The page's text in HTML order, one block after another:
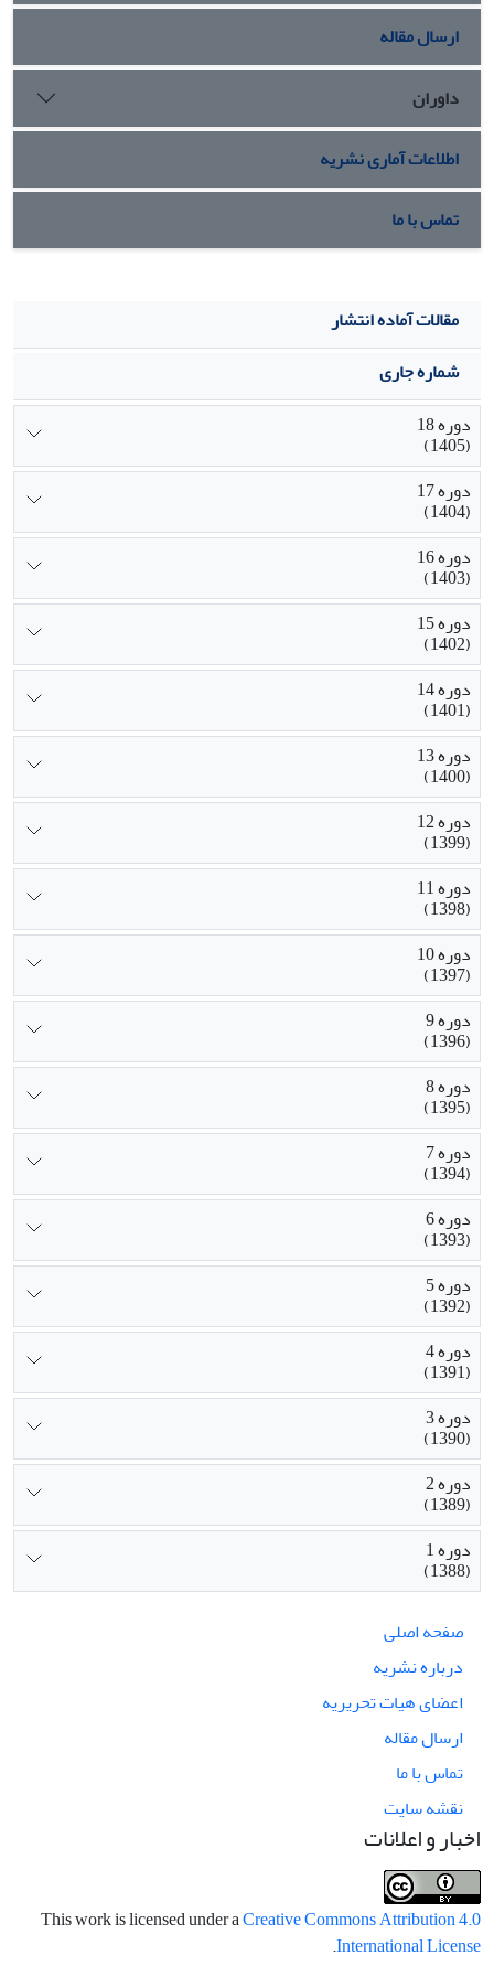
ارسال مقاله
داوران
اطلاعات آماری نشریه
تماس با ما
مقالات آماده انتشار
شماره جاری
دوره 18
(1405)
دوره 17
(1404)
دوره 16
(1403)
دوره 15
(1402)
دوره 14
(1401)
دوره 13
(1400)
دوره 12
(1399)
دوره 11
(1398)
دوره 10
(1397)
دوره 9
(1396)
دوره 8
(1395)
دوره 7
(1394)
دوره 6
(1393)
دوره 5
(1392)
دوره 4
(1391)
دوره 3
(1390)
دوره 2
(1389)
دوره 1
(1388)
صفحه اصلی
درباره نشریه
اعضای هیات تحریریه
ارسال مقاله
تماس با ما
نقشه سایت
اخبار و اعلانات
This work is licensed under aCreative Commons Attribution 4.0
International License
.